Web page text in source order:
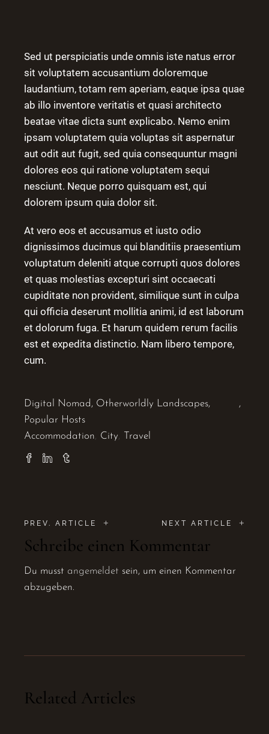
Sed ut perspiciatis unde omnis iste natus error
sit voluptatem accusantium doloremque
laudantium, totam rem aperiam, eaque ipsa quae
ab illo inventore veritatis et quasi architecto
beatae vitae dicta sunt explicabo. Nemo enim
ipsam voluptatem quia voluptas sit aspernatur
aut odit aut fugit, sed quia consequuntur magni
dolores eos qui ratione voluptatem sequi
nesciunt. Neque porro quisquam est, qui
dolorem ipsum quia dolor sit.
At vero eos et accusamus et iusto odio
dignissimos ducimus qui blanditiis praesentium
voluptatum deleniti atque corrupti quos dolores
et quas molestias excepturi sint occaecati
cupiditate non provident, similique sunt in culpa
qui officia deserunt mollitia animi, id est laborum
et dolorum fuga. Et harum quidem rerum facilis
est et expedita distinctio. Nam libero tempore,
cum.
Digital Nomad, Otherworldly Landscapes,
Popular Hosts
Accommodation
City Travel
PREV. ARTICLE + NEXT ARTICLE +
Schreibe einen Kommentar
Du musst angemeldet sein, um einen Kommentar
abzugeben.
Related Articles